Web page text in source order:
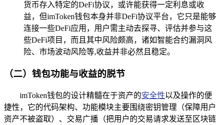
货币存入特定的DeFi协议，或许能获得一定利息或收
益，但imToken钱包本身并非DeFi协议平台，它只是能够
连接一些DeFi应用，用户需主动去探寻、评估并参与这
些DeFi项目，而且其中风险颇高，诸如智能合约漏洞风
险、市场波动风险等,收益并非必然且稳定。
（二）钱包功能与收益的脱节
imToken钱包的设计精髓在于资产的安全性以及操作的便
捷性，它的代码架构、功能模块主要围绕密钥管理（保障用户
资产不被盗取）、交易广播（把用户的交易请求发送至区块链